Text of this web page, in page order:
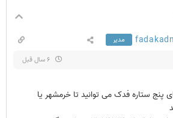
مدیر
پنج ستاره فدک می توانید تا خرمشهر یا